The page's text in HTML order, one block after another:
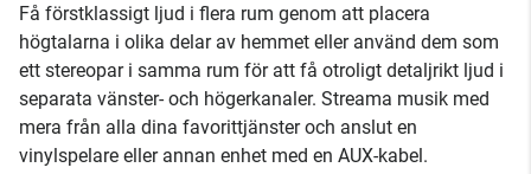
Få förstklassigt ljud i flera rum genom att placera
högtalarna i olika delar av hemmet eller använd dem som
ett stereopar i samma rum för att få otroligt detaljrikt ljud i
separata vänster- och högerkanaler. Streama musik med
mera från alla dina favorittjänster och anslut en
vinylspelare eller annan enhet med en AUX-kabel.